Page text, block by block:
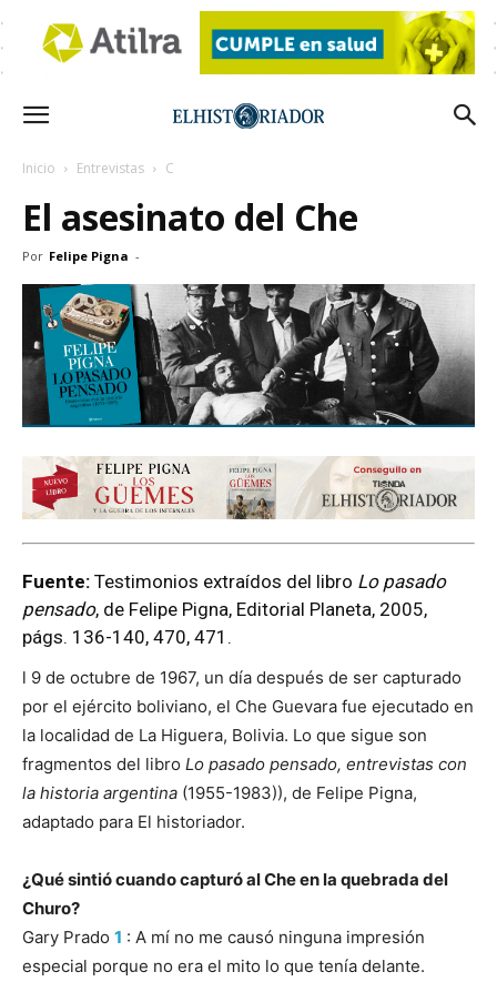
Inicio Entrevistas C
El asesinato del Che
Por Felipe Pigna -
Fuente: Testimonios extraídos del libro Lo pasado
pensado, de Felipe Pigna, Editorial Planeta, 2005,
págs. 136-140, 470, 471.
l 9 de octubre de 1967, un día después de ser capturado
por el ejército boliviano, el Che Guevara fue ejecutado en
la localidad de La Higuera, Bolivia. Lo que sigue son
fragmentos del libro Lo pasado pensado, entrevistas con
la historia argentina (1955-1983)), de Felipe Pigna,
adaptado para El historiador.
¿Qué sintió cuando capturó al Che en la quebrada del
Churo?
Gary Prado 1 : A mí no me causó ninguna impresión
especial porque no era el mito lo que tenía delante.